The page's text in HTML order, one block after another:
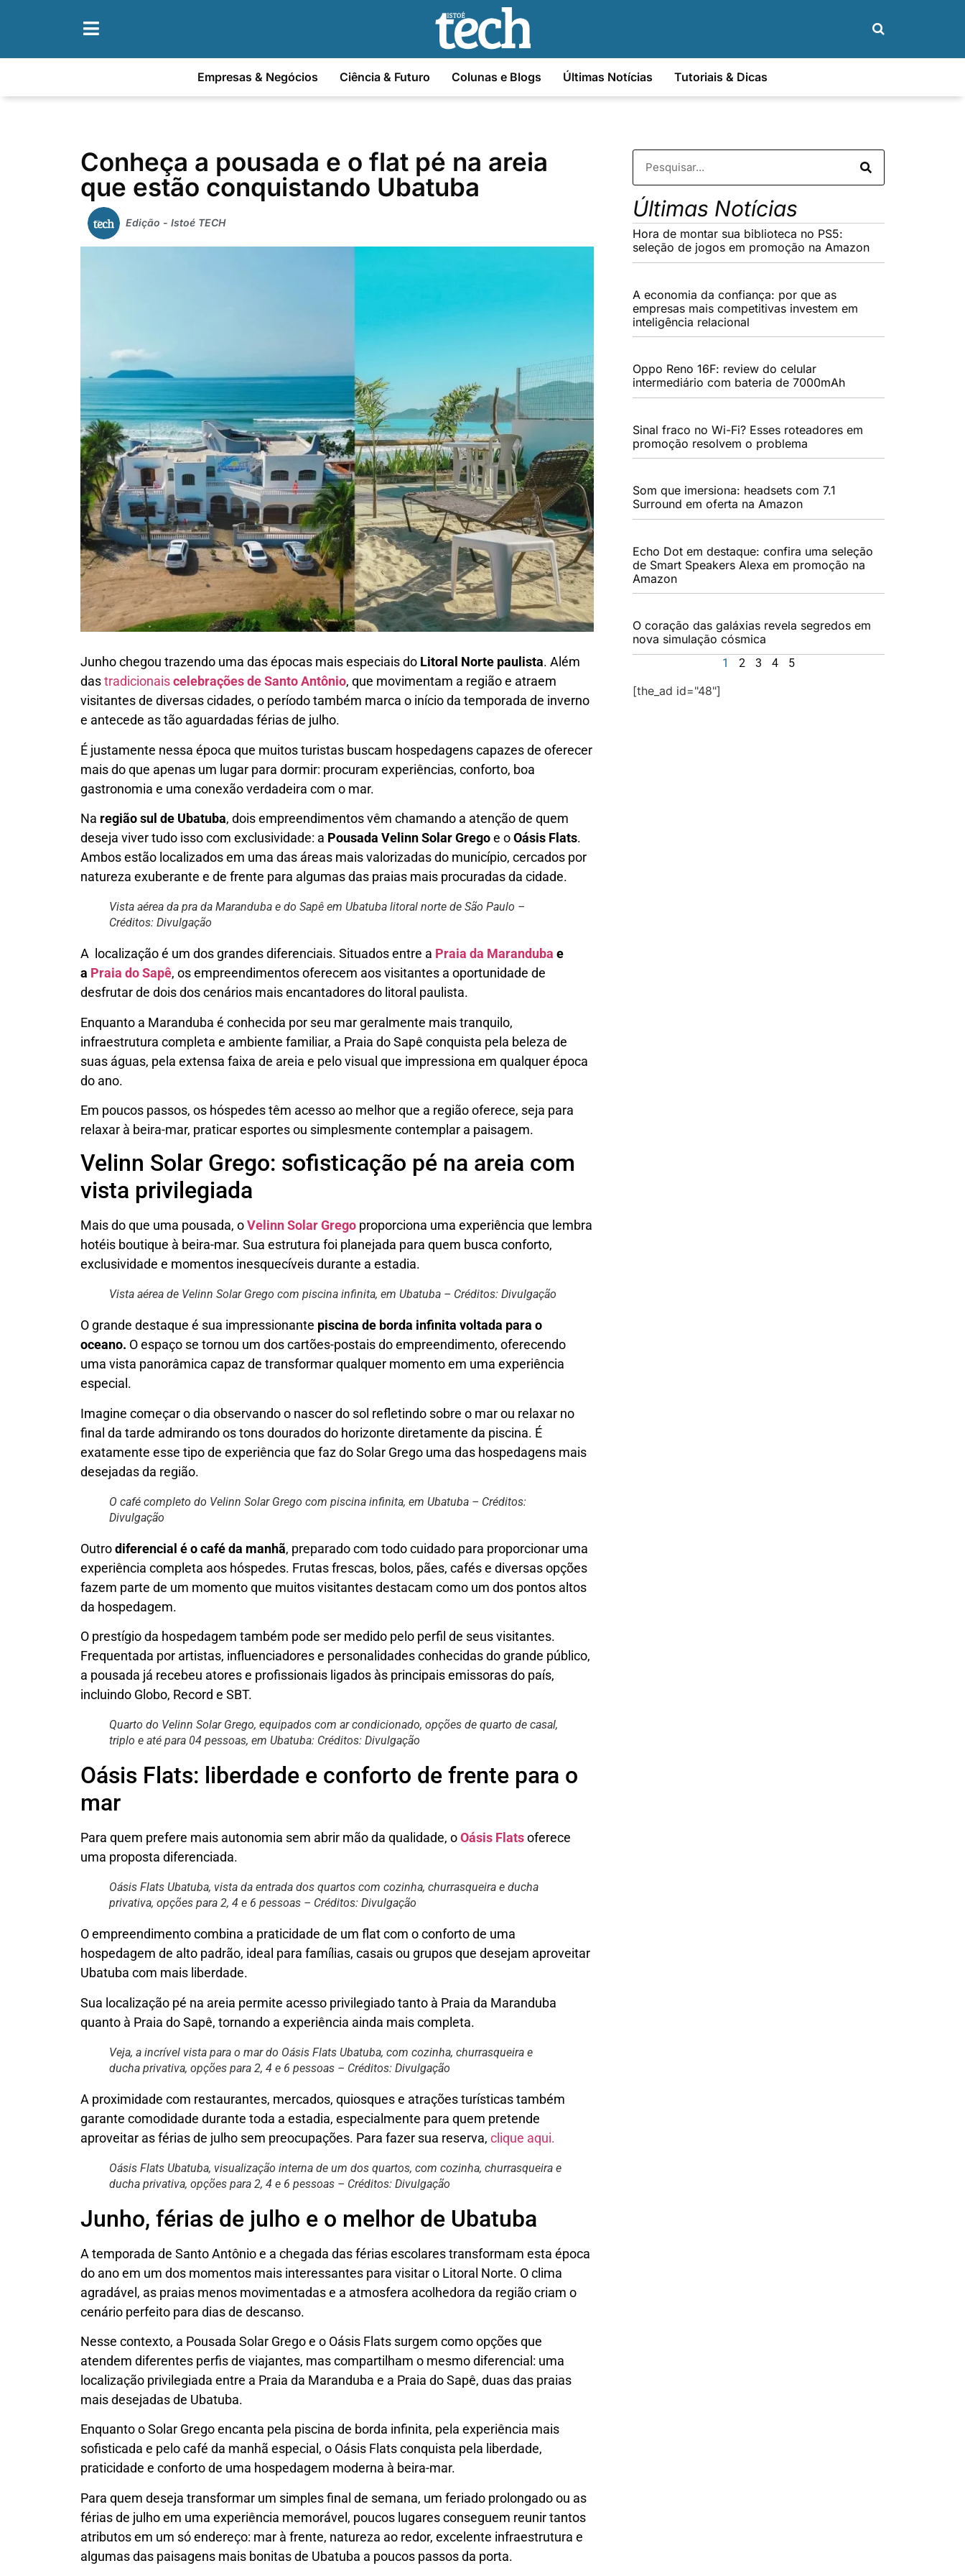
Empresas & Negócios Ciência & Futuro Colunas e Blogs Últimas Notícias Tutoriais & Dicas
Conheça a pousada e o flat pé na areia
que estão conquistando Ubatuba
Edição - Istoé TECH
Junho chegou trazendo uma das épocas mais especiais do Litoral Norte paulista. Além
dastradicionaiscelebrações de Santo Antônio, que movimentam a região e atraem
visitantes de diversas cidades, o período também marca o início da temporada de inverno
e antecede as tão aguardadas férias de julho.
É justamente nessa época que muitos turistas buscam hospedagens capazes de oferecer
mais do que apenas um lugar para dormir: procuram experiências, conforto, boa
gastronomia e uma conexão verdadeira com o mar.
Na região sul de Ubatuba, dois empreendimentos vêm chamando a atenção de quem
deseja viver tudo isso com exclusividade: a Pousada Velinn Solar Gregoe oOásis Flats.
Ambos estão localizados em uma das áreas mais valorizadas do município, cercados por
natureza exuberante e de frente para algumas das praias mais procuradas da cidade.
Vista aérea da pra da Maranduba e do Sapê em Ubatuba litoral norte de São Paulo –
Créditos: Divulgação
A localização é um dos grandes diferenciais. Situados entre a Praia da Maranduba e
a Praia do Sapê, os empreendimentos oferecem aos visitantes a oportunidade de
desfrutar de dois dos cenários mais encantadores do litoral paulista.
Enquanto a Maranduba é conhecida por seu mar geralmente mais tranquilo,
infraestrutura completa e ambiente familiar, a Praia do Sapê conquista pela beleza de
suas águas, pela extensa faixa de areia e pelo visual que impressiona em qualquer época
do ano.
Em poucos passos, os hóspedes têm acesso ao melhor que a região oferece, seja para
relaxar à beira-mar, praticar esportes ou simplesmente contemplar a paisagem.
Velinn Solar Grego: sofisticação pé na areia com
vista privilegiada
Mais do que uma pousada, oVelinn Solar Grego proporciona uma experiência que lembra
hotéis boutique à beira-mar. Sua estrutura foi planejada para quem busca conforto,
exclusividade e momentos inesquecíveis durante a estadia.
Vista aérea de Velinn Solar Grego com piscina infinita, em Ubatuba – Créditos: Divulgação
O grande destaque é sua impressionante piscina de borda infinita voltada para o
oceano. O espaço se tornou um dos cartões-postais do empreendimento, oferecendo
uma vista panorâmica capaz de transformar qualquer momento em uma experiência
especial.
Imagine começar o dia observando o nascer do sol refletindo sobre o mar ou relaxar no
final da tarde admirando os tons dourados do horizonte diretamente da piscina. É
exatamente esse tipo de experiência que faz do Solar Grego uma das hospedagens mais
desejadas da região.
O café completo do Velinn Solar Grego com piscina infinita, em Ubatuba – Créditos:
Divulgação
Outrodiferencial é o café da manhã, preparado com todo cuidado para proporcionar uma
experiência completa aos hóspedes. Frutas frescas, bolos, pães, cafés e diversas opções
fazem parte de um momento que muitos visitantes destacam como um dos pontos altos
da hospedagem.
O prestígio da hospedagem também pode ser medido pelo perfil de seus visitantes.
Frequentada por artistas, influenciadores e personalidades conhecidas do grande público,
a pousada já recebeu atores e profissionais ligados às principais emissoras do país,
incluindo Globo, Record e SBT.
Quarto do Velinn Solar Grego, equipados com ar condicionado, opções de quarto de casal,
triplo e até para 04 pessoas, em Ubatuba: Créditos: Divulgação
Oásis Flats: liberdade e conforto de frente para o
mar
Para quem prefere mais autonomia sem abrir mão da qualidade, oOásis Flatsoferece
uma proposta diferenciada.
Oásis Flats Ubatuba, vista da entrada dos quartos com cozinha, churrasqueira e ducha
privativa, opções para 2, 4 e 6 pessoas – Créditos: Divulgação
O empreendimento combina a praticidade de um flat com o conforto de uma
hospedagem de alto padrão, ideal para famílias, casais ou grupos que desejam aproveitar
Ubatuba com mais liberdade.
Sua localização pé na areia permite acesso privilegiado tanto à Praia da Maranduba
quanto à Praia do Sapê, tornando a experiência ainda mais completa.
Veja, a incrível vista para o mar do Oásis Flats Ubatuba, com cozinha, churrasqueira e
ducha privativa, opções para 2, 4 e 6 pessoas – Créditos: Divulgação
A proximidade com restaurantes, mercados, quiosques e atrações turísticas também
garante comodidade durante toda a estadia, especialmente para quem pretende
aproveitar as férias de julho sem preocupações. Para fazer sua reserva, clique aqui.
Oásis Flats Ubatuba, visualização interna de um dos quartos, com cozinha, churrasqueira e
ducha privativa, opções para 2, 4 e 6 pessoas – Créditos: Divulgação
Junho, férias de julho e o melhor de Ubatuba
A temporada de Santo Antônio e a chegada das férias escolares transformam esta época
do ano em um dos momentos mais interessantes para visitar o Litoral Norte. O clima
agradável, as praias menos movimentadas e a atmosfera acolhedora da região criam o
cenário perfeito para dias de descanso.
Nesse contexto, a Pousada Solar Grego e o Oásis Flats surgem como opções que
atendem diferentes perfis de viajantes, mas compartilham o mesmo diferencial: uma
localização privilegiada entre a Praia da Maranduba e a Praia do Sapê, duas das praias
mais desejadas de Ubatuba.
Enquanto o Solar Grego encanta pela piscina de borda infinita, pela experiência mais
sofisticada e pelo café da manhã especial, o Oásis Flats conquista pela liberdade,
praticidade e conforto de uma hospedagem moderna à beira-mar.
Para quem deseja transformar um simples final de semana, um feriado prolongado ou as
férias de julho em uma experiência memorável, poucos lugares conseguem reunir tantos
atributos em um só endereço: mar à frente, natureza ao redor, excelente infraestrutura e
algumas das paisagens mais bonitas de Ubatuba a poucos passos da porta.
Últimas Notícias
Hora de montar sua biblioteca no PS5:
seleção de jogos em promoção na Amazon
A economia da confiança: por que as
empresas mais competitivas investem em
inteligência relacional
Oppo Reno 16F: review do celular
intermediário com bateria de 7000mAh
Sinal fraco no Wi-Fi? Esses roteadores em
promoção resolvem o problema
Som que imersiona: headsets com 7.1
Surround em oferta na Amazon
Echo Dot em destaque: confira uma seleção
de Smart Speakers Alexa em promoção na
Amazon
O coração das galáxias revela segredos em
nova simulação cósmica
1 2 3 4 5
[the_ad id="48"]